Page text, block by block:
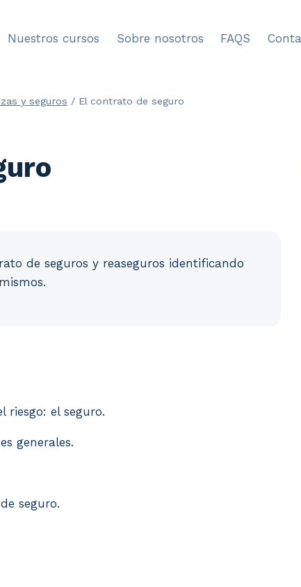
Nuestros cursos Sobre nosotros FAQS
y seguros / El contrato de seguro
de seguros y reaseguros identificando
protección. Transferencia del riesgo: el seguro.
riesgo: el seguro.
generales.
seguro.